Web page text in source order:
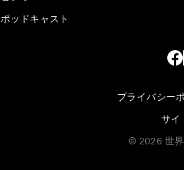
ポッドキャスト
プライバシー
サイ
© 2026 世